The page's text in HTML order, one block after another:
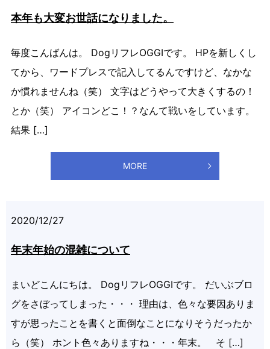
本年も大変お世話になりました。
毎度こんばんは。 DogリフレOGGIです。 HPを新しくし
てから、ワードプレスで記入してるんですけど、なかな
か慣れませんね（笑） 文字はどうやって大きくするの！
とか（笑） アイコンどこ！？なんて戦いをしています。
結果 […]
MORE
2020/12/27
年末年始の混雑について
まいどこんにちは。 DogリフレOGGIです。 だいぶブロ
グをさぼってしまった・・・ 理由は、色々な要因ありま
すが思ったことを書くと面倒なことになりそうだったか
ら（笑） ホント色々ありますね・・・年末。 そ […]